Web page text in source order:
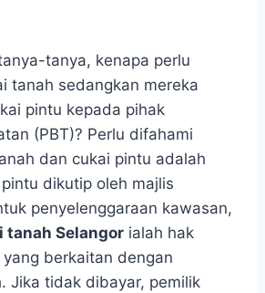
tanya, kenapa perlu
tanah sedangkan mereka
pintu kepada pihak
(PBT)? Perlu difahami
dan cukai pintu adalah
dikutip oleh majlis
penyelenggaraan kawasan,
tanah Selangor ialah hak
berkaitan dengan
Jika tidak dibayar, pemilik